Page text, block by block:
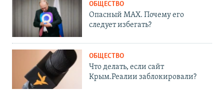
ОБЩЕСТВО
Опасный MAX. Почему его
следует избегать?
ОБЩЕСТВО
Что делать, если сайт
Крым.Реалии заблокировали?